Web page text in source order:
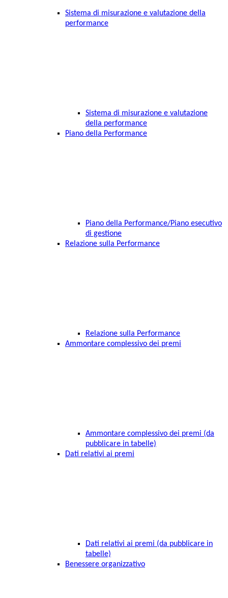
Sistema di misurazione e valutazione della
performance
Sistema di misurazione e valutazione
della performance
Piano della Performance
Piano della Performance/Piano esecutivo
di gestione
Relazione sulla Performance
Relazione sulla Performance
Ammontare complessivo dei premi
Ammontare complessivo dei premi (da
pubblicare in tabelle)
Dati relativi ai premi
Dati relativi ai premi (da pubblicare in
tabelle)
Benessere organizzativo